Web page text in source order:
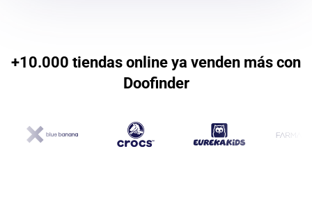
+10.000 tiendas online ya venden más con
Doofinder